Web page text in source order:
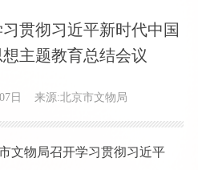
贯彻习近平新时代中国
主题教育总结会议
日 来源:北京市文物局
物局召开学习贯彻习近平